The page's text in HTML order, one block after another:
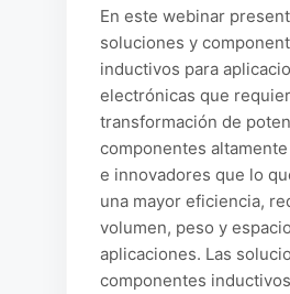
En este webinar
soluciones y
inductivos para
electrónicas que
transformación de
componentes
e innovadores que lo
una mayor eficiencia,
volumen, peso y
aplicaciones. Las
componentes